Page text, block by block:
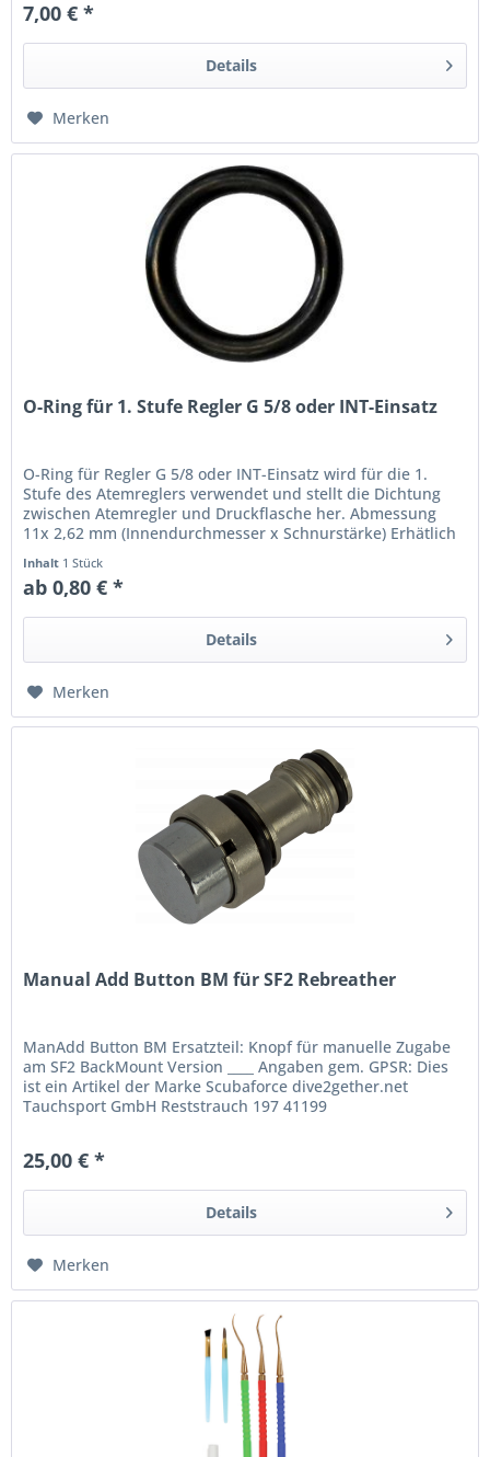
7,00 € *
Details
Merken
O-Ring für 1. Stufe Regler G 5/8 oder INT-Einsatz
O-Ring für Regler G 5/8 oder INT-Einsatz wird für die 1.
Stufe des Atemreglers verwendet und stellt die Dichtung
zwischen Atemregler und Druckflasche her. Abmessung
11x 2,62 mm (Innendurchmesser x Schnurstärke) Erhätlich
Inhalt 1 Stück
ab 0,80 € *
Details
Merken
Manual Add Button BM für SF2 Rebreather
ManAdd Button BM Ersatzteil: Knopf für manuelle Zugabe
am SF2 BackMount Version ____ Angaben gem. GPSR: Dies
ist ein Artikel der Marke Scubaforce dive2gether.net
Tauchsport GmbH Reststrauch 197 41199
25,00 € *
Details
Merken